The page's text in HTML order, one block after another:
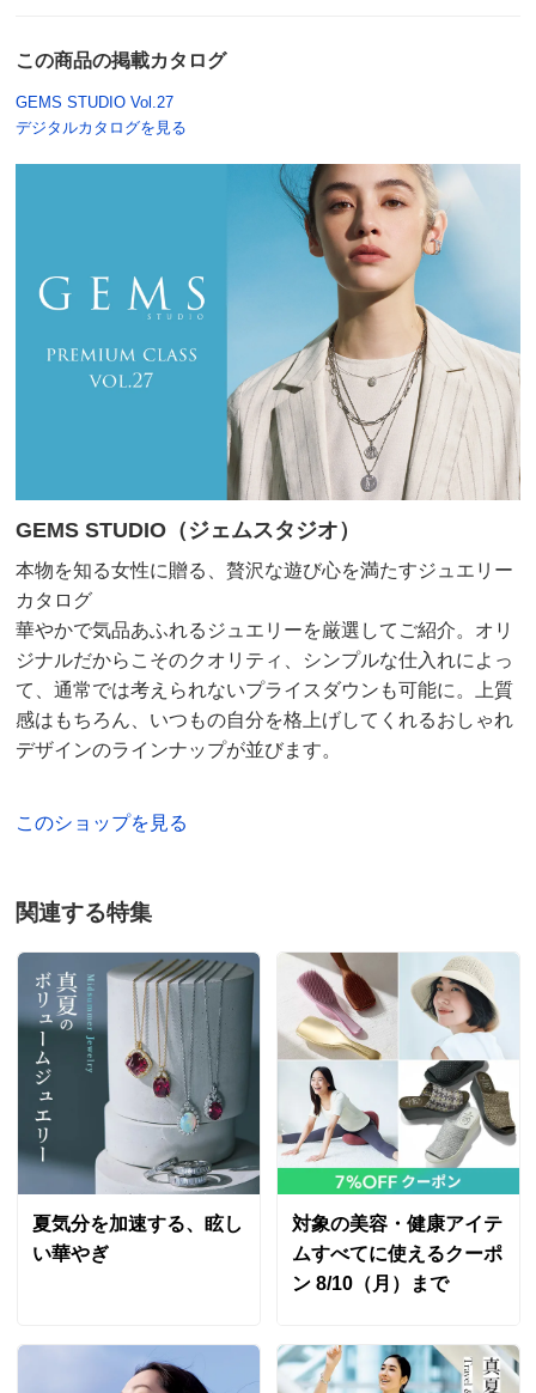
この商品の掲載カタログ
GEMS STUDIO Vol.27
デジタルカタログを見る
GEMS STUDIO（ジェムスタジオ）
本物を知る女性に贈る、贅沢な遊び心を満たすジュエリー
カタログ
華やかで気品あふれるジュエリーを厳選してご紹介。オリ
ジナルだからこそのクオリティ、シンプルな仕入れによっ
て、通常では考えられないプライスダウンも可能に。上質
感はもちろん、いつもの自分を格上げしてくれるおしゃれ
デザインのラインナップが並びます。
このショップを見る
関連する特集
夏気分を加速する、眩し
い華やぎ
対象の美容・健康アイテ
ムすべてに使えるクーポ
ン 8/10（月）まで